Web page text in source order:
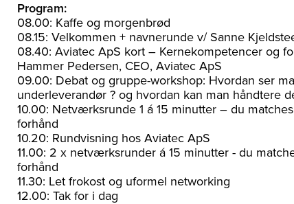
Program:
08.00: Kaffe og morgenbrød
08.15: Velkommen + navnerunde v/ Sanne
08.40: Aviatec ApS kort – Kernekompetencer og
Hammer Pedersen, CEO, Aviatec ApS
09.00: Debat og gruppe-workshop: Hvordan ser
underleverandør ? og hvordan kan man håndtere
10.00: Netværksrunde 1 á 15 minutter – du
forhånd
10.20: Rundvisning hos Aviatec ApS
11.00: 2 x netværksrunder á 15 minutter - du
forhånd
11.30: Let frokost og uformel networking
12.00: Tak for i dag